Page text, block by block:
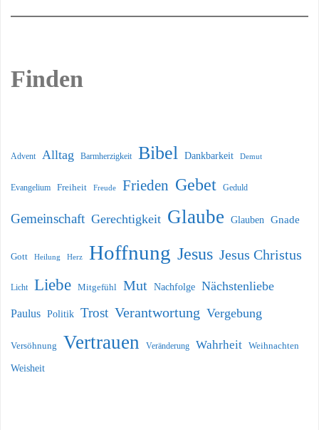
Finden
Advent Alltag Barmherzigkeit Bibel Dankbarkeit Demut
Evangelium Freiheit Freude Frieden Gebet Geduld
Gemeinschaft Gerechtigkeit Glaube Glauben Gnade
Gott Heilung Herz Hoffnung Jesus Jesus Christus
Licht Liebe Mitgefühl Mut Nachfolge Nächstenliebe
Paulus Politik Trost Verantwortung Vergebung
Versöhnung Vertrauen Veränderung Wahrheit Weihnachten
Weisheit